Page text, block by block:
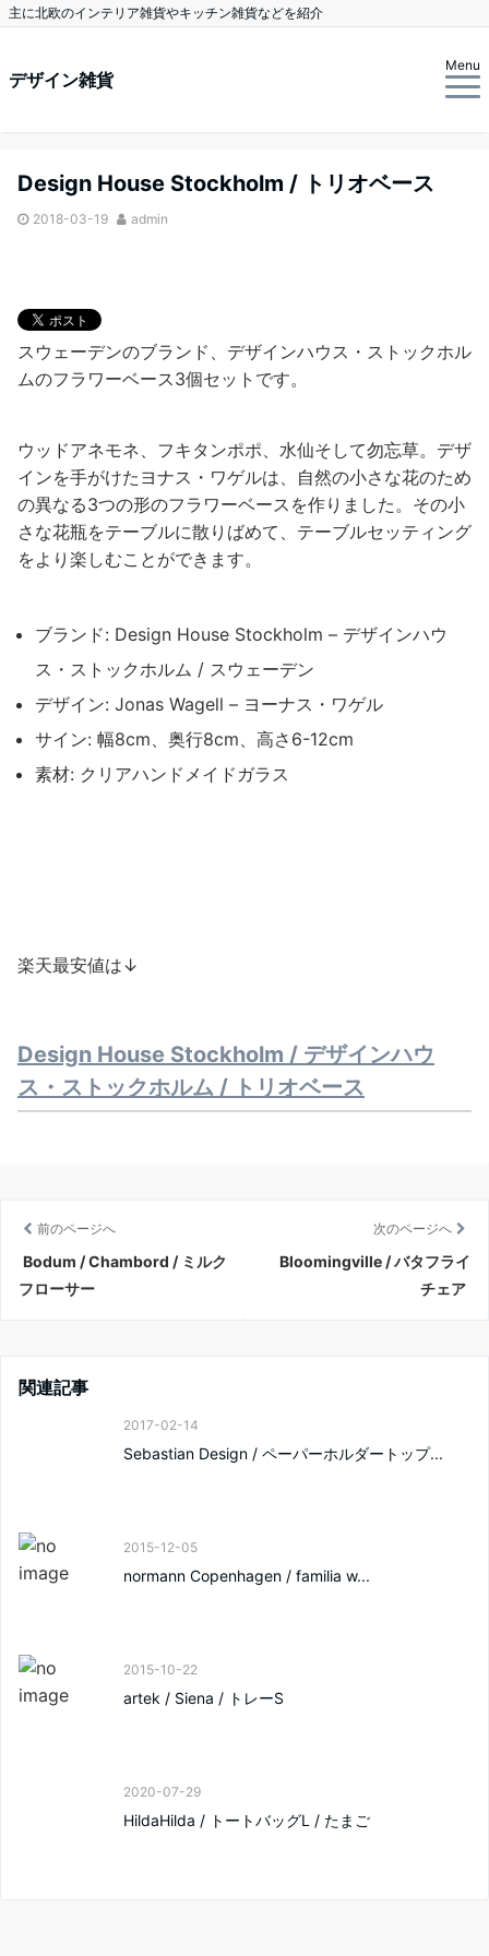
主に北欧のインテリア雑貨やキッチン雑貨などを紹介
デザイン雑貨
Menu
Design House Stockholm / トリオベース
2018-03-19 admin
スウェーデンのブランド、デザインハウス・ストックホル
ムのフラワーベース3個セットです。
ウッドアネモネ、フキタンポポ、水仙そして勿忘草。デザ
インを手がけたヨナス・ワゲルは、自然の小さな花のため
の異なる3つの形のフラワーベースを作りました。その小
さな花瓶をテーブルに散りばめて、テーブルセッティング
をより楽しむことができます。
ブランド: Design House Stockholm – デザインハウ
ス・ストックホルム / スウェーデン
デザイン: Jonas Wagell – ヨーナス・ワゲル
サイン: 幅8cm、奥行8cm、高さ6-12cm
素材: クリアハンドメイドガラス
楽天最安値は↓
Design House Stockholm / デザインハウ
ス・ストックホルム / トリオベース
前のページへ
Bodum / Chambord / ミルク
フローサー
次のページへ
Bloomingville / バタフライ
チェア
関連記事
2017-02-14
Sebastian Design / ペーパーホルダートップ...
2015-12-05
normann Copenhagen / familia w...
2015-10-22
artek / Siena / トレーS
2020-07-29
HildaHilda / トートバッグL / たまご